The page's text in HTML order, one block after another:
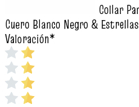
Collar
Cuero Blanco Negro &
Valoración*